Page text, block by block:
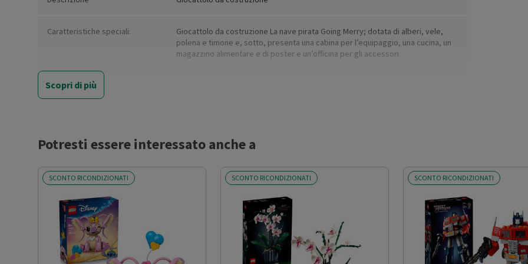
Caratteristiche speciali:
Giocattolo da costruzione La nave pirata Going Merry; dotata di alberi, vele,
polena e timone e, sotto, presenta una cabina per l’equipaggio, una cucina, un
magazzino alimentare e di poster e un’officina per gli accessori
Colore:
Età consigliata: 10+
Età consigliata dal produttore
Fila:
Numero di parti: 1376
Scopri di più
Potresti essere interessato anche a
SCONTO RICONDIZIONATI SCONTO RICONDIZIONATI SCONTO RICONDIZIONATI